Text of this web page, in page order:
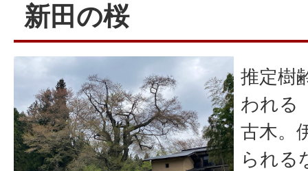
新田の桜
推定樹
われる
古木。
られる